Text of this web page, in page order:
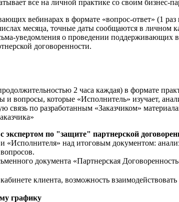
все на личной практике со своим бизнес-
вебинарах в формате «вопрос-ответ» (1 раз
месяца, точные даты сообщаются в личном
уведомления о проведении
договоренности.
2 часа каждая) в формате
и вопросы, которые «Исполнитель» изучает,
связь по разработанным «Заказчиком»
экспертом по "защите" партнерской
и «Исполнителя» над итоговым документом:
документа «Партнерская
клиента, возможность
графику